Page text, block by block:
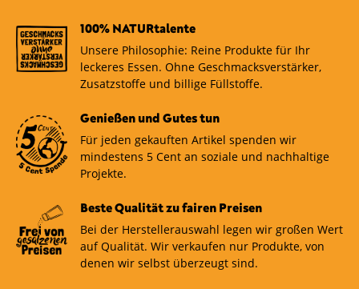
100% NATURtalente
Unsere Philosophie: Reine Produkte für Ihr
leckeres Essen. Ohne Geschmacksverstärker,
Zusatzstoffe und billige Füllstoffe.
Genießen und Gutes tun
Für jeden gekauften Artikel spenden wir
mindestens 5 Cent an soziale und nachhaltige
Projekte.
Beste Qualität zu fairen Preisen
Bei der Herstellerauswahl legen wir großen Wert
auf Qualität. Wir verkaufen nur Produkte, von
denen wir selbst überzeugt sind.